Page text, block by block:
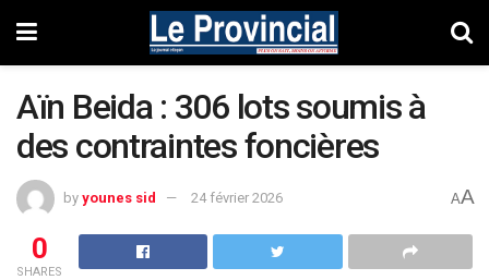
Aïn Beida : 306 lots soumis à
des contraintes foncières
by younes sid 24 février 2026 AA
0
SHARES